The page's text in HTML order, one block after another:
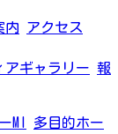
内 アクセス
アギャラリー 報
MI
多目的ホー